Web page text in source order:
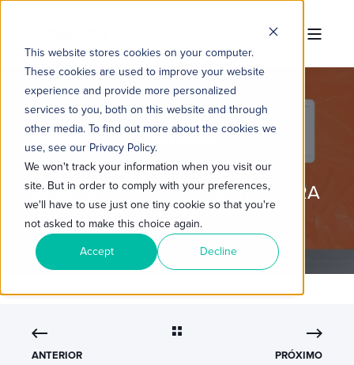
This website stores cookies on your computer.
These cookies are used to improve your website
experience and provide more personalized
services to you, both on this website and through
other media. To find out more about the cookies we
use, see our Privacy Policy.
We won't track your information when you visit our
site. But in order to comply with your preferences,
we'll have to use just one tiny cookie so that you're
not asked to make this choice again.
Accept Decline
COMO USAR A IA HUBSPOT
BREEZE COM O SALES HUB PARA
IMPULSIONAR VENDAS
ANTERIOR PRÓXIMO